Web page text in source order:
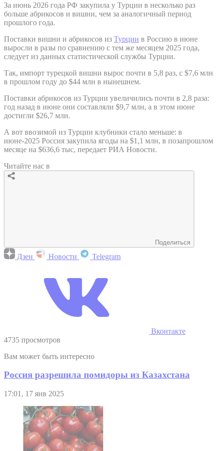
За июнь 2026 года РФ закупила у Турции в несколько раз
больше абрикосов и вишни, чем за аналогичный период
прошлого года.
Поставки вишни и абрикосов из Турции в Россию в июне
выросли в разы по сравнению с тем же месяцем 2025 года,
следует из данных статистической службы Турции.
Так, импорт турецкой вишни вырос почти в 5,8 раз, с $7,6 млн
в прошлом году до $44 млн в нынешнем.
Поставки абрикосов из Турции увеличились почти в 2,8 раза:
год назад в июне они составляли $9,7 млн, а в этом июне
достигли $26,7 млн.
А вот ввозимой из Турции клубники стало меньше: в
июне-2025 Россия закупила ягоды на $1,1 млн, в позапрошлом
месяце на $636,6 тыс, передает РИА Новости.
Читайте нас в
Поделиться
Дзен Новости Telegram
Вконтакте
4735 просмотров
Вам может быть интересно
Россия разрешила помидоры из Казахстана
17:01, 17 янв 2025